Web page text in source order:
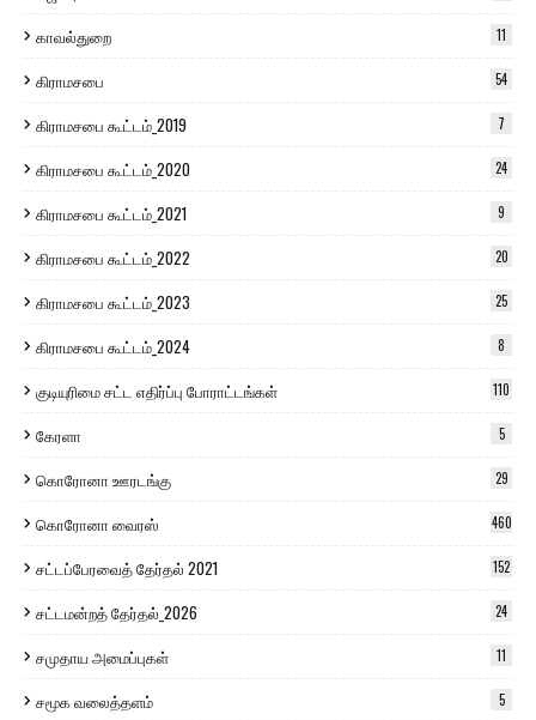
காவல்துறை 11
கிராமசபை 54
கிராமசபை கூட்டம்_2019 7
கிராமசபை கூட்டம்_2020 24
கிராமசபை கூட்டம்_2021 9
கிராமசபை கூட்டம்_2022 20
கிராமசபை கூட்டம்_2023 25
கிராமசபை கூட்டம்_2024 8
குடியுரிமை சட்ட எதிர்ப்பு போராட்டங்கள் 110
கேரளா 5
கொரோனா ஊரடங்கு 29
கொரோனா வைரஸ் 460
சட்டப்பேரவைத் தேர்தல் 2021 152
சட்டமன்றத் தேர்தல்_2026 24
சமுதாய அமைப்புகள் 11
சமூக வலைத்தளம் 5